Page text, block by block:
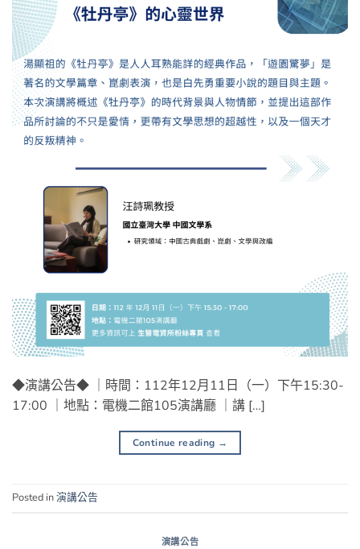
◆演講公告◆ ｜時間：112年12月11日（一）下午15:30-
17:00 ｜地點：電機二館105演講廳 ｜講 […]
Continue reading →
Posted in演講公告
演講公告